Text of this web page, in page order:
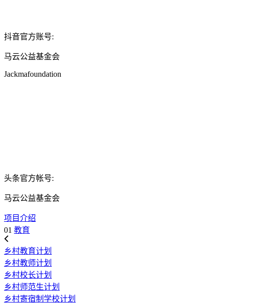
抖音官方账号:
马云公益基金会
Jackmafoundation
头条官方帐号:
马云公益基金会
项目介绍
01 教育
乡村教育计划
乡村教师计划
乡村校长计划
乡村师范生计划
乡村寄宿制学校计划